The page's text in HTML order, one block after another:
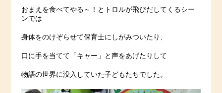
おまえを食べてやる～！とトロルが飛びだしてくるシー
ンでは
身体をのけぞらせて保育士にしがみついたり、
口に手を当てて「キャー」と声をあげたりして
物語の世界に没入していた子どもたちでした。